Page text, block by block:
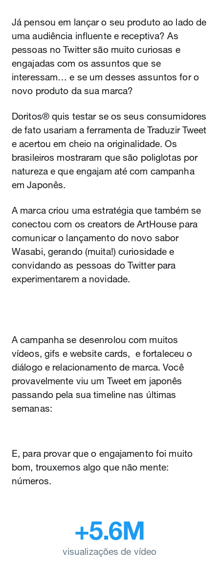
Já pensou em lançar o seu produto ao lado de
uma audiência influente e receptiva? As
pessoas no Twitter são muito curiosas e
engajadas com os assuntos que se
interessam… e se um desses assuntos for o
novo produto da sua marca?
Doritos® quis testar se os seus consumidores
de fato usariam a ferramenta de Traduzir Tweet
e acertou em cheio na originalidade. Os
brasileiros mostraram que são poliglotas por
natureza e que engajam até com campanha
em Japonês.
A marca criou uma estratégia que também se
conectou com os creators de ArtHouse para
comunicar o lançamento do novo sabor
Wasabi, gerando (muita!) curiosidade e
convidando as pessoas do Twitter para
experimentarem a novidade.
A campanha se desenrolou com muitos
vídeos, gifs e website cards, e fortaleceu o
diálogo e relacionamento de marca. Você
provavelmente viu um Tweet em japonês
passando pela sua timeline nas últimas
semanas:
E, para provar que o engajamento foi muito
bom, trouxemos algo que não mente:
números.
+5.6M
visualizações de vídeo